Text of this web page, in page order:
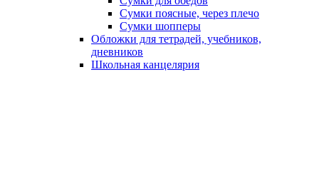
Сумки поясные, через плечо
Сумки шопперы
Обложки для тетрадей, учебников,
дневников
Школьная канцелярия